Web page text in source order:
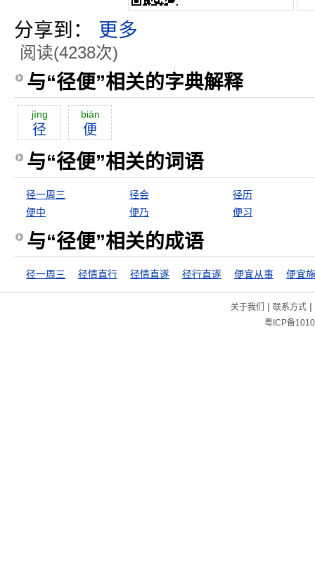
分享到： 更多
阅读(4238次)
与“径便”相关的字典解释
jìng
径
biàn
便
与“径便”相关的词语
径一周三 径会
径历
便中
便乃 便习
与“径便”相关的成语
径一周三 径情直行 径情直遂 径行直遂 便宜从事 便宜
关于我们 | 联系方式|
粤ICP备